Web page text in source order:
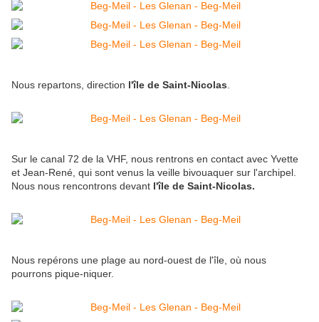
Nous repartons, direction l'île de Saint-Nicolas
Sur le canal 72 de la VHF, nous rentrons en contact avec Yvette
et Jean-René, qui sont venus la veille bivouaquer sur l'archipel.
Nous nous rencontrons devant l'île de Saint-Nicolas.
Nous repérons une plage au nord-ouest de l'île, où nous
pourrons pique-niquer.